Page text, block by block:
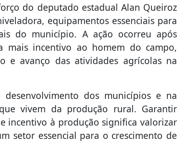
do deputado estadual Alan Queiroz
equipamentos essenciais para
do município. A ação ocorreu após
mais incentivo ao homem do campo,
e avanço das atividades agrícolas na
dos municípios e na
vivem da produção rural. Garantir
incentivo à produção significa valorizar
setor essencial para o crescimento de